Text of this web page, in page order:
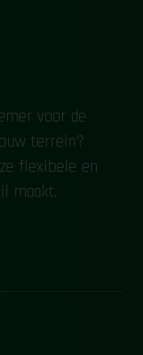
voor de
terrein?
flexibele en
maakt.